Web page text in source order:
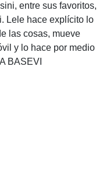
entre sus favoritos,
Lele hace explícito lo
las cosas, mueve
y lo hace por medio
BASEVI